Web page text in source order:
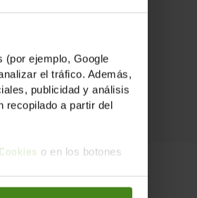
ejemplo, Google
el tráfico. Además,
publicidad y análisis
recopilado a partir del
o en los botones